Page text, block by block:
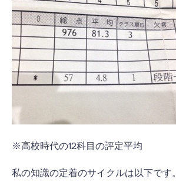
※高校時代の12科目の評定平均
私の知識の定着のサイクルは以下です。